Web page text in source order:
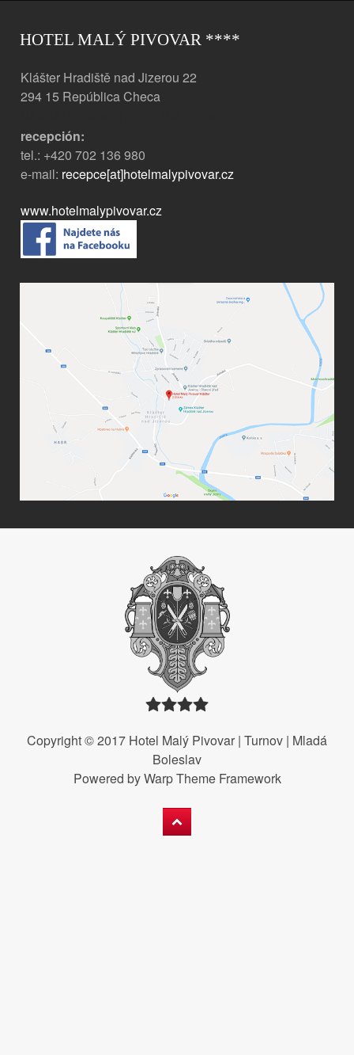
HOTEL MALÝ PIVOVAR ****
Klášter Hradiště nad Jizerou 22
294 15 República Checa
recepción:
tel.: +420 702 136 980
e-mail: recepce[at]hotelmalypivovar.cz
www.hotelmalypivovar.cz
Copyright © 2017 Hotel Malý Pivovar | Turnov | Mladá
Boleslav
Powered byWarp Theme Framework